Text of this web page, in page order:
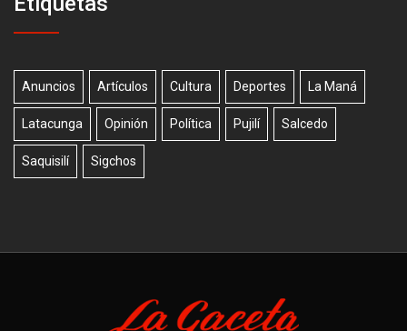
Anuncios Artículos Cultura Deportes La Maná
Latacunga Opinión Política Pujilí Salcedo
Saquisilí Sigchos